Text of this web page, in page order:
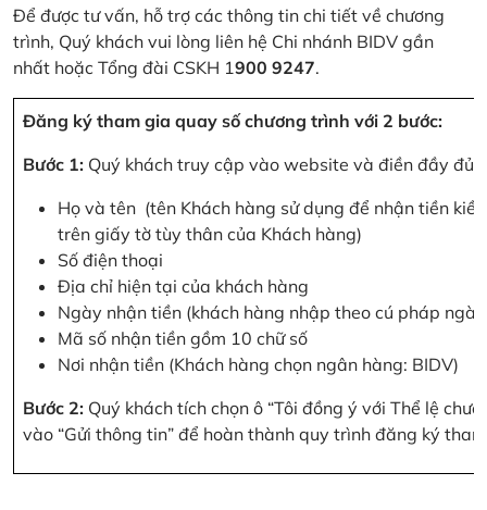
Để được tư vấn, hỗ trợ các thông tin chi tiết về chương
trình, Quý khách vui lòng liên hệ Chi nhánh BIDV gần
nhất hoặc Tổng đài CSKH 1900 9247.
Đăng ký tham gia quay số chương trình với 2 bước:
Bước 1: Quý khách truy cập vào website và điền đầy đủ
Họ và tên (tên Khách hàng sử dụng để nhận tiền
trên giấy tờ tùy thân của Khách hàng)
Số điện thoại
Địa chỉ hiện tại của khách hàng
Ngày nhận tiền (khách hàng nhập theo cú pháp
Mã số nhận tiền gồm 10 chữ số
Nơi nhận tiền (Khách hàng chọn ngân hàng: BIDV)
Bước 2: Quý khách tích chọn ô “Tôi đồng ý với Thể lệ
vào “Gửi thông tin” để hoàn thành quy trình đăng ký